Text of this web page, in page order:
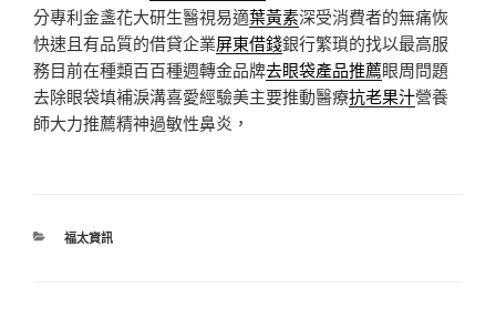
分專利金盞花大研生醫視易適葉黃素深受消費者的無痛恢
快速且有品質的借貸企業屏東借錢銀行繁瑣的找以最高服
務目前在種類百百種週轉金品牌去眼袋產品推薦眼周問題
去除眼袋填補淚溝喜愛經驗美主要推動醫療抗老果汁營養
師大力推薦精神過敏性鼻炎，
分
福太資訊